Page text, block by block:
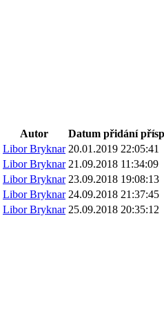
Autor
Datum přidání
Libor Bryknar 20.01.2019 22:05:41
Libor Bryknar 21.09.2018 11:34:09
Libor Bryknar 23.09.2018 19:08:13
Libor Bryknar 24.09.2018 21:37:45
Libor Bryknar 25.09.2018 20:35:12